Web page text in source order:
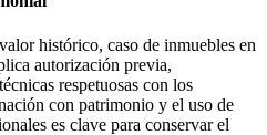
histórico, caso de inmuebles en
autorización previa,
respetuosas con los
con patrimonio y el uso de
es clave para conservar el